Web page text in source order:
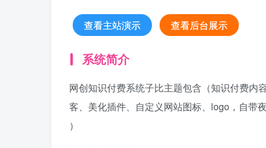
查看主站演示 查看后台展示
系统简介
网创知识付费系统子比主题包含（知识付费内
客、美化插件、自定义网站图标、logo，自带
）